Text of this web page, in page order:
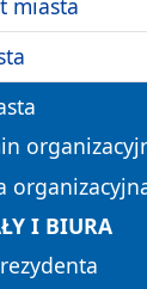
miasta
I BIURA